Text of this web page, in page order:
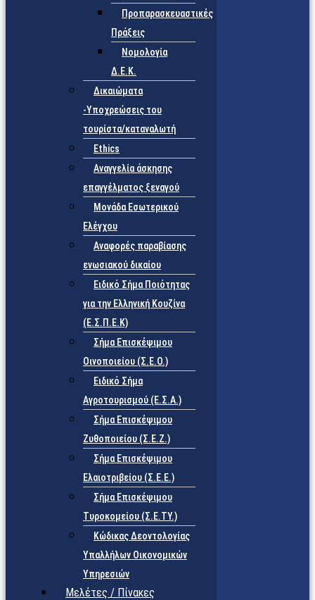
Προπαρασκευαστικές
Πράξεις
Νομολογία
Δ.Ε.Κ.
Δικαιώματα
-Υποχρεώσεις του
τουρίστα/καταναλωτή
Ethics
Αναγγελία άσκησης
επαγγέλματος ξεναγού
Μονάδα Εσωτερικού
Ελέγχου
Αναφορές παραβίασης
ενωσιακού δικαίου
Ειδικό Σήμα Ποιότητας
για την Ελληνική Κουζίνα
(Ε.Σ.Π.Ε.Κ)
Σήμα Επισκέψιμου
Οινοποιείου (Σ.Ε.Ο.)
Ειδικό Σήμα
Αγροτουρισμού (Ε.Σ.Α.)
Σήμα Επισκέψιμου
Ζυθοποιείου (Σ.Ε.Ζ.)
Σήμα Επισκέψιμου
Ελαιοτριβείου (Σ.Ε.Ε.)
Σήμα Επισκέψιμου
Τυροκομείου (Σ.Ε.TY.)
Κώδικας Δεοντολογίας
Υπαλλήλων Οικονομικών
Υπηρεσιών
Μελέτες / Πίνακες